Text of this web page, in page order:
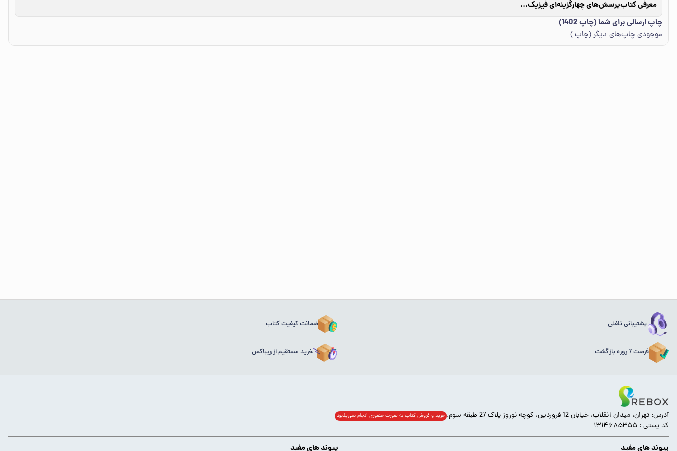
معرفی کتاب
پرسش‌های چهارگزینه‌ای فیزیک پایه (جلد اول)- سوال - (دهم و یازدهم) - رشته تجربی
چاپ ارسالی برای شما (چاپ 1402)
موجودی چاپ‌های دیگر (چاپ )
پشتیبانی تلفنی ضمانت کیفیت کتاب
فرصت 7 روزه بازگشت خرید مستقیم از ریباکس
آدرس: تهران، میدان انقلاب، خیابان 12 فروردین، کوچه نوروز پلاک 27 طبقه سوم. خرید و فروش کتاب به صورت حضوری انجام‌ نمی‌پذیرد
کد پستی : ۱۳۱۴۶۸۵۳۵۵
پیوند های مفید پیوند های مفید